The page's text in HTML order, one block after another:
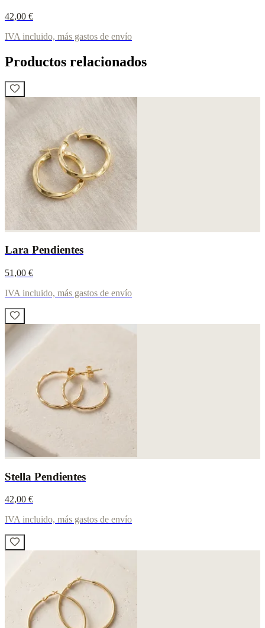
42,00 €
IVA incluido, más gastos de envío
Productos relacionados
Lara Pendientes
51,00 €
IVA incluido, más gastos de envío
Stella Pendientes
42,00 €
IVA incluido, más gastos de envío